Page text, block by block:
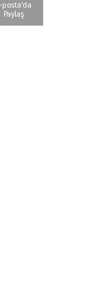
posta'da
Paylaş